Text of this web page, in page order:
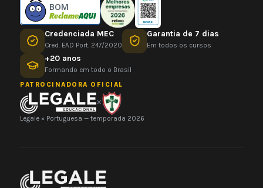
BOM
Credenciada MEC
Cred. EAD Port. 247/2020
Garantia de 7 dias
Em todos os cursos
+20 anos
Formando em todo o Brasil
PATROCINADORA OFICIAL
×
Legale × Portuguesa — temporada 2026